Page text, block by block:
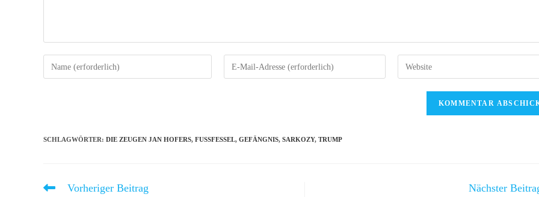
Gib
deinen
zum
Gib
deine
zum
Gib
deine
Website-
SCHLAGWÖRTER: DIE ZEUGEN JAN HOFERS, FUSSFESSEL , GEFÄNGNIS, SARKOZY, TRUMP
WeitereVorheriger Beitrag Nächster